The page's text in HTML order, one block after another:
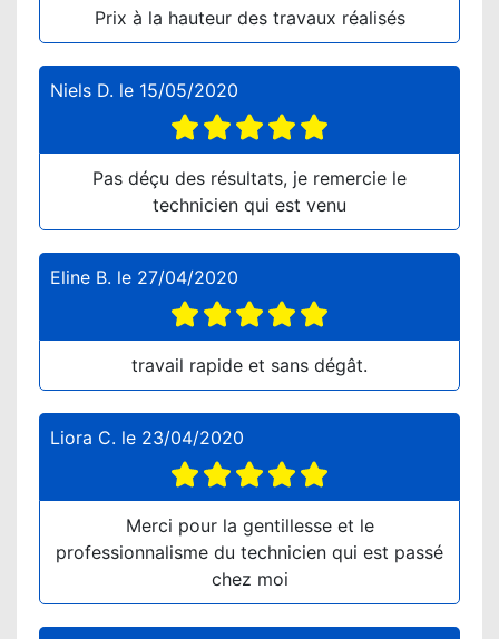
Prix à la hauteur des travaux réalisés
Niels D. le 15/05/2020
Pas déçu des résultats, je remercie le
technicien qui est venu
Eline B. le 27/04/2020
travail rapide et sans dégât.
Liora C. le 23/04/2020
Merci pour la gentillesse et le
professionnalisme du technicien qui est passé
chez moi